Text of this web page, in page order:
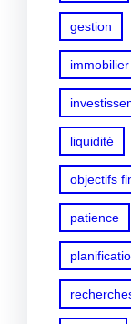
gestion
immobilier
liquidité
objectifs
patience